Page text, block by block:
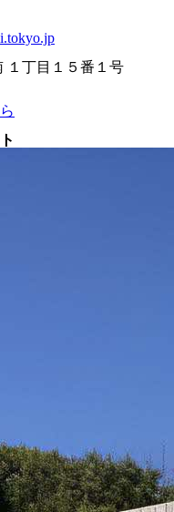
１丁目１５番１号